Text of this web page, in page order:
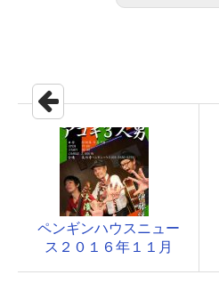
ペンギンハウスニュー
ス２０１６年１１月